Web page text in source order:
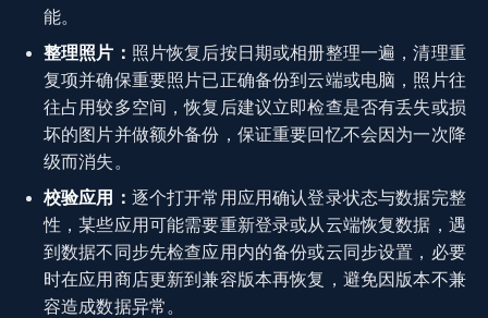
能。
整理照片： 照片恢复后按日期或相册整理一遍，清理重
复项并确保重要照片已正确备份到云端或电脑，照片往
往占用较多空间，恢复后建议立即检查是否有丢失或损
坏的图片并做额外备份，保证重要回忆不会因为一次降
级而消失。
校验应用： 逐个打开常用应用确认登录状态与数据完整
性，某些应用可能需要重新登录或从云端恢复数据，遇
到数据不同步先检查应用内的备份或云同步设置，必要
时在应用商店更新到兼容版本再恢复，避免因版本不兼
容造成数据异常。